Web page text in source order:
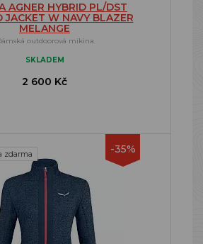
AGNER HYBRID PL/DST
JACKET W NAVY BLAZER
MELANGE
outdoorová mikina
SKLADEM
2 600 Kč
-35%
zdarma